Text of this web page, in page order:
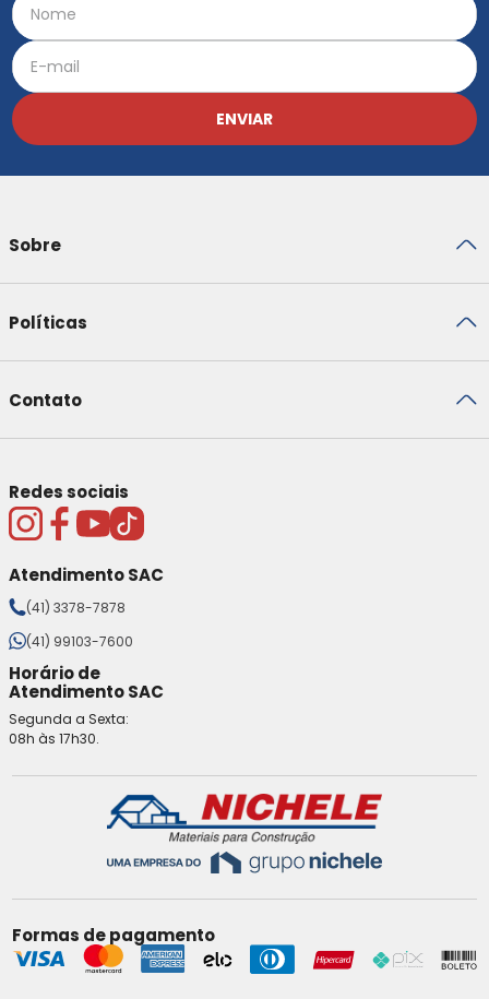
ENVIAR
Sobre
Políticas
Contato
Redes sociais
Atendimento SAC
(41) 3378-7878
(41) 99103-7600
Horário de
Atendimento SAC
Segunda a Sexta:
08h às 17h30.
Formas de pagamento